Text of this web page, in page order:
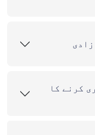
کرنے کا